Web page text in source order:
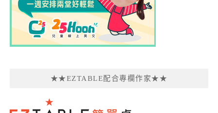
★★EZTABLE配合專欄作家★★